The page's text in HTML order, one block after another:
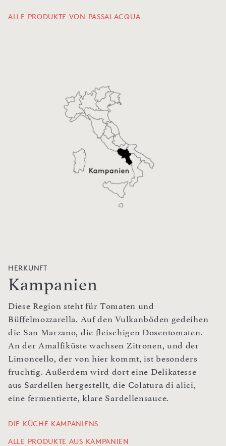
ALLE PRODUKTE VON PASSALACQUA
HERKUNFT
Kampanien
Diese Region steht für Tomaten und
Büffelmozzarella. Auf den Vulkanböden gedeihen
die San Marzano, die fleischigen Dosentomaten.
An der Amalfiküste wachsen Zitronen, und der
Limoncello, der von hier kommt, ist besonders
fruchtig. Außerdem wird dort eine Delikatesse
aus Sardellen hergestellt, die Colatura di alici,
eine fermentierte, klare Sardellensauce.
DIE KÜCHE KAMPANIENS
ALLE PRODUKTE AUS KAMPANIEN